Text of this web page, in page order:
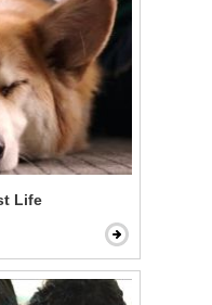
Life